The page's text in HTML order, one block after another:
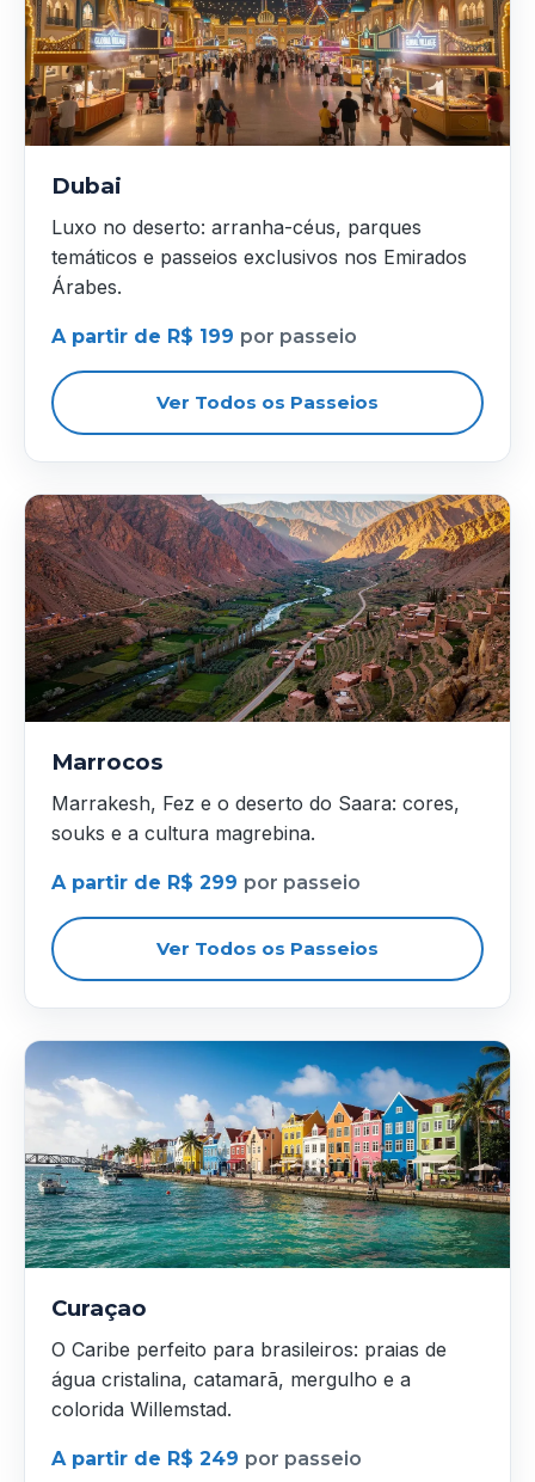
Dubai
Luxo no deserto: arranha-céus, parques
temáticos e passeios exclusivos nos Emirados
Árabes.
A partir de R$ 199 por passeio
Ver Todos os Passeios
Marrocos
Marrakesh, Fez e o deserto do Saara: cores,
souks e a cultura magrebina.
A partir de R$ 299 por passeio
Ver Todos os Passeios
Curaçao
O Caribe perfeito para brasileiros: praias de
água cristalina, catamarã, mergulho e a
colorida Willemstad.
A partir de R$ 249 por passeio